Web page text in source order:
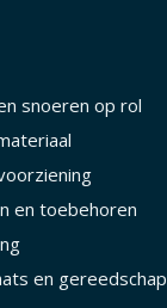
snoeren op rol
en toebehoren
en gereedschap